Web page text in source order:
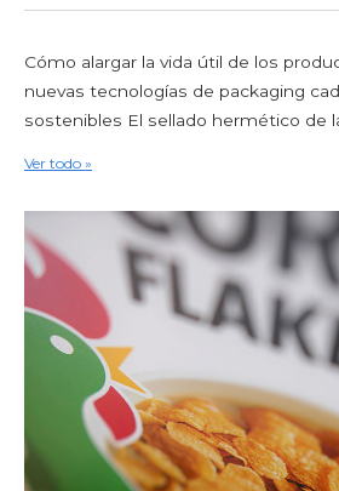
Cómo alargar la vida útil de los
nuevas tecnologías de packaging
sostenibles El sellado hermético de
Ver todo »